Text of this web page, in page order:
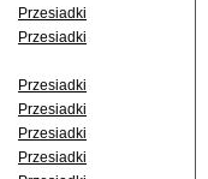
Przesiadki
Przesiadki
Przesiadki
Przesiadki
Przesiadki
Przesiadki